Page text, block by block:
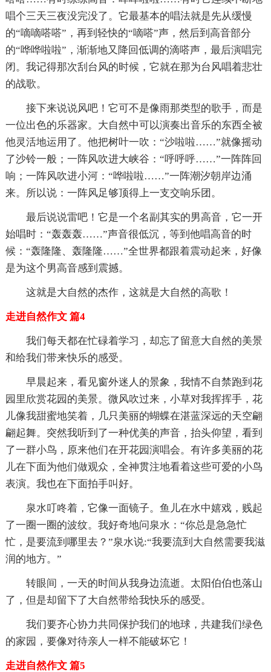
唱个三天三夜没完没了。它最基本的唱法就是先从缓慢
的“嘀嘀嗒嗒”，再到轻快的“嘀嗒”声，然后到高音部分
的“哗哗啦啦”，渐渐地又降回低调的滴嗒声，最后演唱完
闭。我记得那次刮台风的时候，它就在那为台风唱着悲壮
的战歌。
接下来说说风吧！它可不是像雨那类型的歌手，而是
一位出色的乐器家。大自然中可以演奏出音乐的东西全被
他灵活地运用了。他把树叶一吹：“沙啦啦……”就像摇动
了沙铃一般；一阵风吹进大峡谷：“呼呼呼……”一阵阵回
响；一阵风吹进小河：“哗啦啦……”一阵潮汐朝岸边涌
来。所以说：一阵风足够顶得上一支交响乐团。
最后说说雷吧！它是一个名副其实的男高音，它一开
始唱时：“轰轰轰……”声音很低沉，等到他唱高音的时
候：“轰隆隆、轰隆隆……”全世界都跟着震动起来，好像
是为这个男高音感到震撼。
这就是大自然的杰作，这就是大自然的高歌！
走进自然作文 篇4
我们每天都在忙碌着学习，却忘了留意大自然的美景
和给我们带来快乐的感受。
早晨起来，看见窗外迷人的景象，我情不自禁跑到花
园里欣赏花园的美景。微风吹过来，小草对我挥挥手，花
儿像我甜蜜地笑着，几只美丽的蝴蝶在湛蓝深远的天空翩
翩起舞。突然我听到了一种优美的声音，抬头仰望，看到
了一群小鸟，原来他们在开花园演唱会。有许多美丽的花
儿在下面为他们做观众，全神贯注地看着这些可爱的小鸟
表演。我也在下面拍手叫好。
泉水叮咚着，它像一面镜子。鱼儿在水中嬉戏，贱起
了一圈一圈的波纹。我好奇地问泉水：“你总是急急忙
忙，是要流到哪里去？”泉水说:“我要流到大自然需要我滋
润的地方。”
转眼间，一天的时间从我身边流逝。太阳伯伯也落山
了，但是却留下了大自然带给我快乐的感受。
我们要齐心协力共同保护我们的地球，共建我们绿色
的家园，要像对待亲人一样不能破坏它！
走进自然作文 篇5